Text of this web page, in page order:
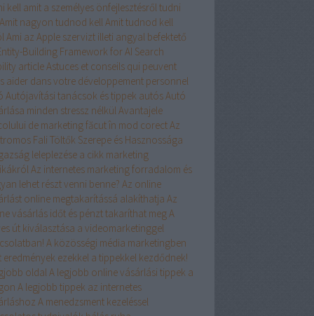
kell amit a személyes önfejlesztésről tudni
Amit nagyon tudnod kellAmit tudnod kell
Ami az Apple szervizt illeti angyal befektető
Building Framework for AI Search
articleAstuces et conseils qui peuvent
aider dans votre développement personnel
Autójavítási tanácsok és tippek autósAutó
minden stressz nélkülAvantajele
de marketing făcut în mod corectAz
Fali Töltők Szerepe és Hasznossága
leleplezése a cikk marketing
Az internetes marketing forradalom és
lehet részt venni benne? Az online
online megtakarítássá alakíthatja Az
vásárlás időt és pénzt takaríthat megA
út kiválasztása a videomarketinggel
A közösségi média marketingben
eredmények ezekkel a tippekkel kezdődnek!
oldalA legjobb online vásárlási tippek a
A legjobb tippek az internetes
A menedzsment kezeléssel